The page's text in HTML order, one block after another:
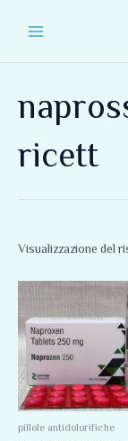
ricett
Visualizzazione del
pillole antidolorifiche